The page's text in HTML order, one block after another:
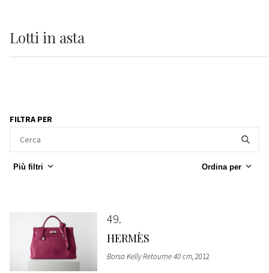
Lotti in asta
FILTRA PER
Più filtri Ordina per
49
HERMÈS
Borsa Kelly Retourne 40 cm, 2012